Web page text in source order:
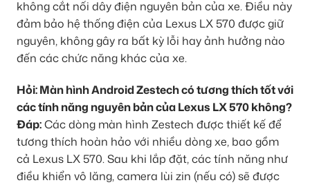
không cắt nối dây điện nguyên bản của xe. Điều này
đảm bảo hệ thống điện của Lexus LX 570 được giữ
nguyên, không gây ra bất kỳ lỗi hay ảnh hưởng nào
đến các chức năng khác của xe.
Hỏi: Màn hình Android Zestech có tương thích tốt với
các tính năng nguyên bản của Lexus LX 570 không?
Đáp:Các dòng màn hình Zestech được thiết kế để
tương thích hoàn hảo với nhiều dòng xe, bao gồm
cả Lexus LX 570. Sau khi lắp đặt, các tính năng như
điều khiển vô lăng, camera lùi zin (nếu có) sẽ được